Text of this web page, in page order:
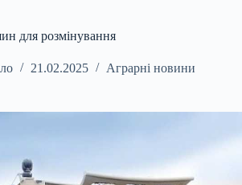
для розмінування
21.02.2025 Аграрні новини